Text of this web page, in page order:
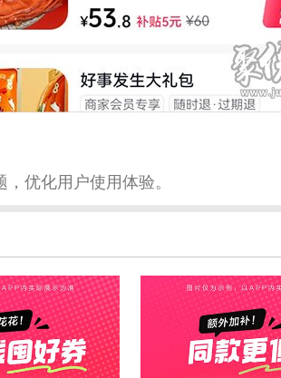
优化用户使用体验。